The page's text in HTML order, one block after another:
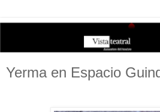
Yerma en Espacio